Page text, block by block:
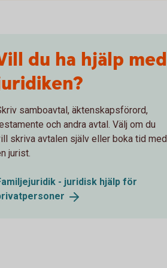
du ha hjälp med
samboavtal, äktenskapsförord,
och andra avtal. Välj om du
skriva avtalen själv eller boka tid med
jurist.
- juridisk hjälp för